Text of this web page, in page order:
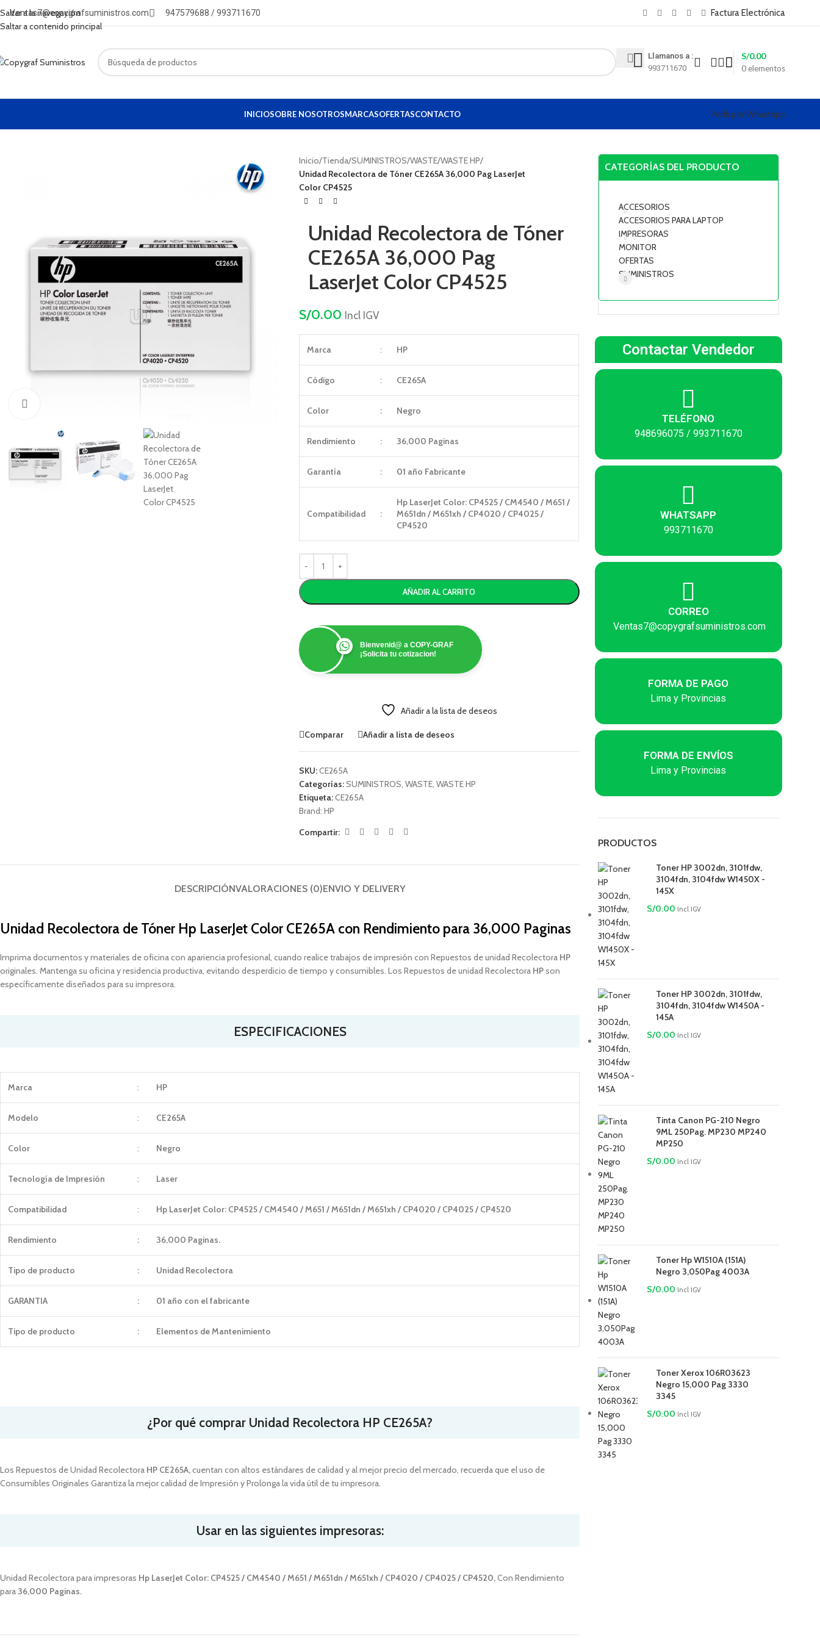
Saltar a la navegación
Saltar a contenido principal
Envío a Lima y provincia | 20% de descuento en toner HP y XEROX
Ventas7@copygrafsuministros.com 947579688 / 993711670 Factura Electrónica
Llamanos a :
993711670
0 elementos
S/0.00
INICIOSOBRE NOSOTROSMARCASOFERTASCONTACTO Pedir por WhastApp
Inicio/Tienda/SUMINISTROS/WASTE/WASTE HP/
Unidad Recolectora de Tóner CE265A 36,000 Pag LaserJet
Color CP4525
Unidad Recolectora de Tóner
CE265A 36,000 Pag
LaserJet Color CP4525
S/0.00 Incl IGV
Marca : HP
Código : CE265A
Color : Negro
Rendimiento : 36,000 Paginas
Garantía : 01 año Fabricante
Compatibilidad :
Hp LaserJet Color: CP4525 / CM4540 / M651 /
M651dn / M651xh / CP4020 / CP4025 /
CP4520
AÑADIR AL CARRITO
Bienvenid@ a COPY-GRAF
¡Solicita tu cotizacion!
Añadir a la lista de deseos
Comparar Añadir a lista de deseos
SKU:CE265A
Categorías:SUMINISTROS, WASTE, WASTE HP
Etiqueta:CE265A
Brand: HP
Compartir:
DESCRIPCIÓNVALORACIONES (0)ENVIO Y DELIVERY
Unidad Recolectora de Tóner Hp LaserJet Color CE265A con Rendimiento para 36,000 Paginas
Imprima documentos y materiales de oficina con apariencia profesional, cuando realice trabajos de impresión con Repuestos de unidad Recolectora HP
originales. Mantenga su oficina y residencia productiva, evitando desperdicio de tiempo y consumibles. Los Repuestos de unidad Recolectora HPson
específicamente diseñados para su impresora.
ESPECIFICACIONES
Marca : HP
Modelo : CE265A
Color : Negro
Tecnología de Impresión : Laser
Compatibilidad : Hp LaserJet Color: CP4525 / CM4540 / M651 / M651dn / M651xh / CP4020 / CP4025 / CP4520
Rendimiento : 36,000 Paginas.
Tipo de producto : Unidad Recolectora
GARANTIA : 01 año con el fabricante
Tipo de producto : Elementos de Mantenimiento
¿Por qué comprar Unidad Recolectora HP CE265A?
Los Repuestos de Unidad Recolectora HP CE265A,cuentan con altos estándares de calidad y al mejor precio del mercado, recuerda que el uso de
Consumibles Originales Garantiza la mejor calidad de Impresión y Prolonga la vida útil de tu impresora.
Usar en las siguientes impresoras:
Unidad Recolectora para impresoras Hp LaserJet Color: CP4525 / CM4540 / M651 / M651dn / M651xh / CP4020 / CP4025 / CP4520,Con Rendimiento
para 36,000 Paginas.
CATEGORÍAS DEL PRODUCTO
ACCESORIOS
ACCESORIOS PARA LAPTOP
IMPRESORAS
MONITOR
OFERTAS
SUMINISTROS
Contactar Vendedor
TELÉFONO
948696075 / 993711670
WHATSAPP
993711670
CORREO
Ventas7@copygrafsuministros.com
FORMA DE PAGO
Lima y Provincias
FORMA DE ENVÍOS
Lima y Provincias
PRODUCTOS
Toner HP 3002dn, 3101fdw,
3104fdn, 3104fdw W1450X -
145X
S/0.00 Incl IGV
Toner HP 3002dn, 3101fdw,
3104fdn, 3104fdw W1450A -
145A
S/0.00 Incl IGV
Tinta Canon PG-210 Negro
9ML 250Pag. MP230 MP240
MP250
S/0.00 Incl IGV
Toner Hp W1510A (151A)
Negro 3,050Pag 4003A
S/0.00 Incl IGV
Toner Xerox 106R03623
Negro 15,000 Pag 3330
3345
S/0.00 Incl IGV